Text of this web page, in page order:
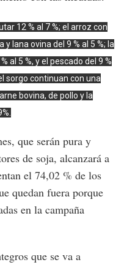
12 % al 7 %; el arroz con
y lana ovina del 9 % al 5 %; la
al 5 %, y el pescado del 9 %
sorgo continuan con una
bovina, de pollo y la
que serán pura y
de soja, alcanzará a
el 74,02 % de los
quedan fuera porque
en la campaña
que se va a